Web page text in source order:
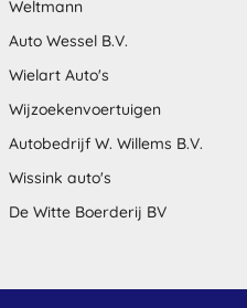
Weltmann
Auto Wessel B.V.
Wielart Auto's
Wijzoekenvoertuigen
Autobedrijf W. Willems B.V.
Wissink auto's
De Witte Boerderij BV